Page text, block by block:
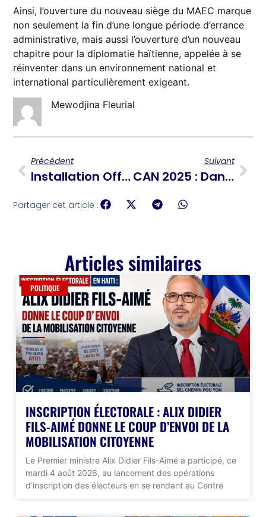
Ainsi, l’ouverture du nouveau siège du MAEC marque
non seulement la fin d’une longue période d’errance
administrative, mais aussi l’ouverture d’un nouveau
chapitre pour la diplomatie haïtienne, appelée à se
réinventer dans un environnement national et
international particulièrement exigeant.
Mewodjina Fleurial
Précédent
Installation Officielle Du Conseil De L’ANERS
Suivant
CAN 2025 : Dans Une Finale De Fou Malade Au Stade Moulay Abdellah, Le Sénégal L’emporte Face Au Maroc
Partager cet article :
Articles similaires
POLITIQUE
INSCRIPTION ÉLECTORALE : ALIX DIDIER
FILS-AIMÉ DONNE LE COUP D’ENVOI DE LA
MOBILISATION CITOYENNE
Le Premier ministre Alix Didier Fils-Aimé a participé, ce
mardi 4 août 2026, au lancement des opérations
d’inscription des électeurs en se rendant au Centre